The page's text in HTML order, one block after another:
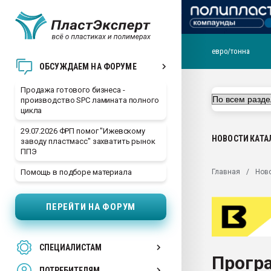
ОБСУЖДАЕМ НА ФОРУМЕ
Продажа готового бизнеса -
производство SPC ламината полного
цикла
29.07.2026 ФРП помог "Ижевскому
заводу пластмасс" захватить рынок
ППЭ
Помощь в подборе материала
ПЕРЕЙТИ НА ФОРУМ
СПЕЦИАЛИСТАМ
28.07.2026
Всё, что касается
Материал
Продам отходы
поликарбоната и АБС-
Armaloy PC/ABS-1IM
евро/тонна
НОВОСТИ
Главная